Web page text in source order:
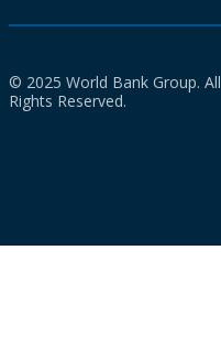
© 2025 World Bank Group. All
Rights Reserved.